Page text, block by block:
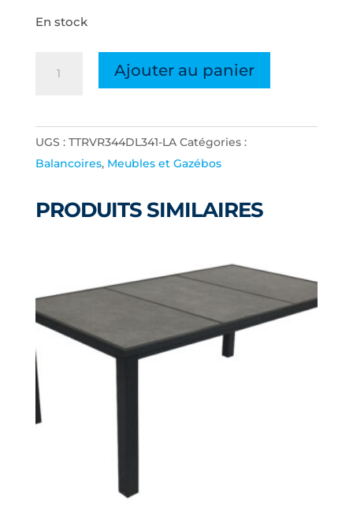
était :
3,499.00$.
est :
2,799.00$.
En stock
VERSA
4
CH.
LAITON
341
Ajouter au panier
UGS : TTRVR344DL341-LA Catégories :
Balancoires, Meubles et Gazébos
PRODUITS SIMILAIRES